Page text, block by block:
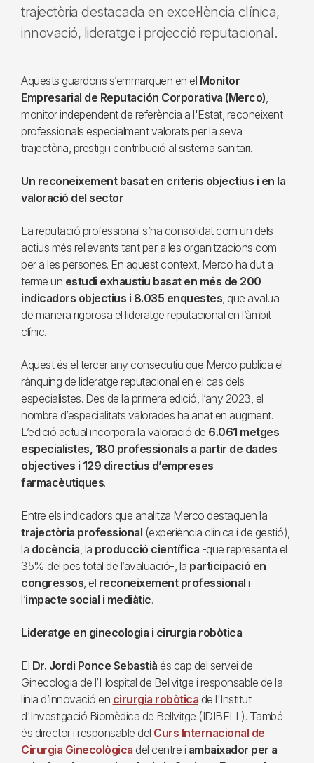
trajectòria destacada en excel·lència clínica,
innovació, lideratge i projecció reputacional.
Aquests guardons s’emmarquen en el Monitor
Empresarial de Reputación Corporativa (Merco),
monitor independent de referència a l'Estat, reconeixent
professionals especialment valorats per la seva
trajectòria, prestigi i contribució al sistema sanitari.
Un reconeixement basat en criteris objectius i en la
valoració del sector
La reputació professional s’ha consolidat com un dels
actius més rellevants tant per a les organitzacions com
per a les persones. En aquest context, Merco ha dut a
terme un estudi exhaustiu basat en més de 200
indicadors objectius i 8.035 enquestes, que avalua
de manera rigorosa el lideratge reputacional en l’àmbit
clínic.
Aquest és el tercer any consecutiu que Merco publica el
rànquing de lideratge reputacional en el cas dels
especialistes. Des de la primera edició, l’any 2023, el
nombre d’especialitats valorades ha anat en augment.
L’edició actual incorpora la valoració de 6.061 metges
especialistes, 180 professionals a partir de dades
objectives i 129 directius d’empreses
farmacèutiques.
Entre els indicadors que analitza Merco destaquen la
trajectòria professional (experiència clínica i de gestió),
la docència, la producció científica -que representa el
35% del pes total de l’avaluació-, la participació en
congressos, el reconeixement professional i
l’impacte social i mediàtic.
Lideratge en ginecologia i cirurgia robòtica
El Dr. Jordi Ponce Sebastià és cap del servei de
Ginecologia de l’Hospital de Bellvitge i responsable de la
línia d’innovació en cirurgia robòtica de l'Institut
d'Investigació Biomèdica de Bellvitge (IDIBELL). També
és director i responsable del Curs Internacional de
Cirurgia Ginecològica del centre i ambaixador per a